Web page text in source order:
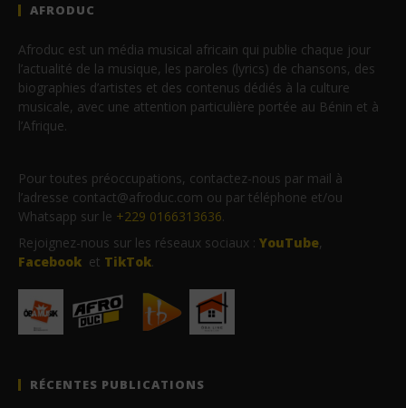
AFRODUC
Afroduc est un média musical africain qui publie chaque jour
l’actualité de la musique, les paroles (lyrics) de chansons, des
biographies d’artistes et des contenus dédiés à la culture
musicale, avec une attention particulière portée au Bénin et à
l’Afrique.
Pour toutes préoccupations, contactez-nous par mail à
l’adresse contact@afroduc.com ou par téléphone et/ou
Whatsapp sur le +229 0166313636.
Rejoignez-nous sur les réseaux sociaux : YouTube,
Facebook et TikTok.
RÉCENTES PUBLICATIONS